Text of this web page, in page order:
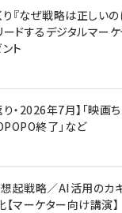
『なぜ戦略は正しい
ドするデジタルマーケ
ト
り・2026年7月】「映画
終了」など
起戦略／AI活用のカギ
マーケター向け講演】